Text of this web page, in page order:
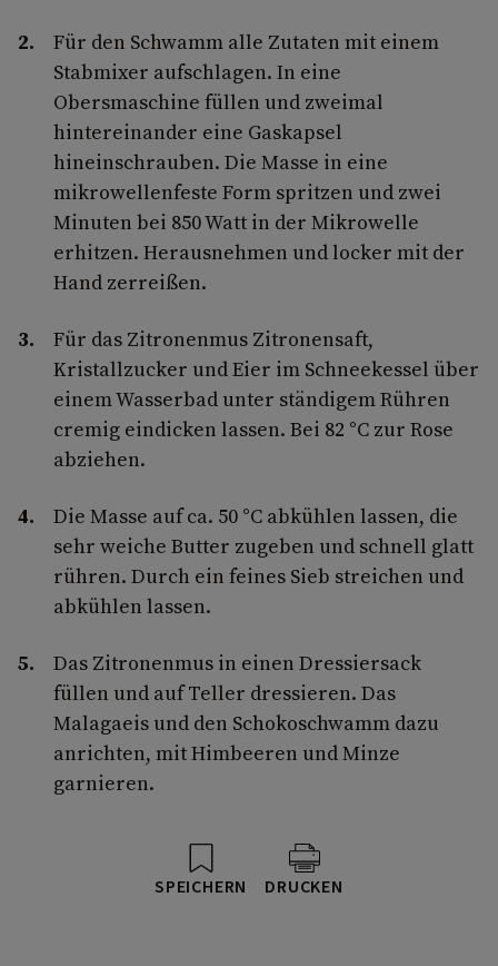
Für den Schwamm alle Zutaten mit einem
Stabmixer aufschlagen. In eine
Obersmaschine füllen und zweimal
hintereinander eine Gaskapsel
hineinschrauben. Die Masse in eine
mikrowellenfeste Form spritzen und zwei
Minuten bei 850 Watt in der Mikrowelle
erhitzen. Herausnehmen und locker mit der
Hand zerreißen.
Für das Zitronenmus Zitronensaft,
Kristallzucker und Eier im Schneekessel über
einem Wasserbad unter ständigem Rühren
cremig eindicken lassen. Bei 82 °C zur Rose
abziehen.
Die Masse auf ca. 50 °C abkühlen lassen, die
sehr weiche Butter zugeben und schnell glatt
rühren. Durch ein feines Sieb streichen und
abkühlen lassen.
Das Zitronenmus in einen Dressiersack
füllen und auf Teller dressieren. Das
Malagaeis und den Schokoschwamm dazu
anrichten, mit Himbeeren und Minze
garnieren.
SPEICHERN DRUCKEN